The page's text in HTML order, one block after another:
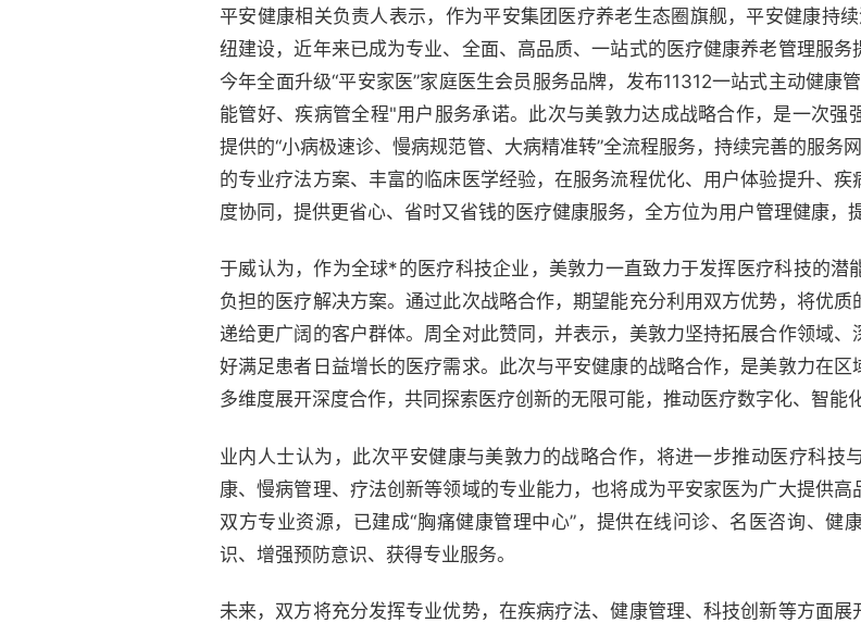
平安健康相关负责人表示，作为平安集团医疗养老生态圈旗舰，平安健康持续
纽建设，近年来已成为专业、全面、高品质、一站式的医疗健康养老管理服务
今年全面升级“平安家医”家庭医生会员服务品牌，发布11312一站式主动健康
能管好、疾病管全程"用户服务承诺。此次与美敦力达成战略合作，是一次强
提供的“小病极速诊、慢病规范管、大病精准转”全流程服务，持续完善的服务
的专业疗法方案、丰富的临床医学经验，在服务流程优化、用户体验提升、
度协同，提供更省心、省时又省钱的医疗健康服务，全方位为用户管理健康，
于威认为，作为全球*的医疗科技企业，美敦力一直致力于发挥医疗科技的潜
负担的医疗解决方案。通过此次战略合作，期望能充分利用双方优势，将优
递给更广阔的客户群体。周全对此赞同，并表示，美敦力坚持拓展合作领域
好满足患者日益增长的医疗需求。此次与平安健康的战略合作，是美敦力在
多维度展开深度合作，共同探索医疗创新的无限可能，推动医疗数字化、智能
业内人士认为，此次平安健康与美敦力的战略合作，将进一步推动医疗科技
康、慢病管理、疗法创新等领域的专业能力，也将成为平安家医为广大提供
双方专业资源，已建成“胸痛健康管理中心”，提供在线问诊、名医咨询、健
识、增强预防意识、获得专业服务。
未来，双方将充分发挥专业优势，在疾病疗法、健康管理、科技创新等方面